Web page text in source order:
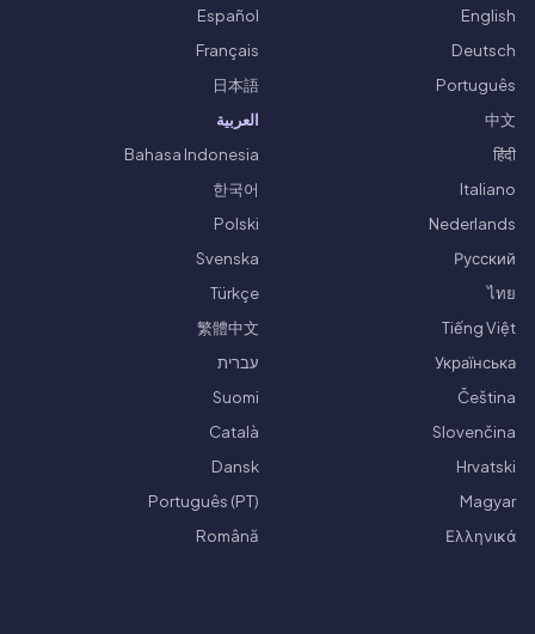
English
Español
Deutsch
Français
Português
日本語
中文
العربية
हिंदी
Bahasa Indonesia
Italiano
한국어
Nederlands
Polski
Русский
Svenska
ไทย
Türkçe
Tiếng Việt
繁體中文
Українська
עברית
Čeština
Suomi
Slovenčina
Català
Hrvatski
Dansk
Magyar
Português (PT)
Ελληνικά
Română